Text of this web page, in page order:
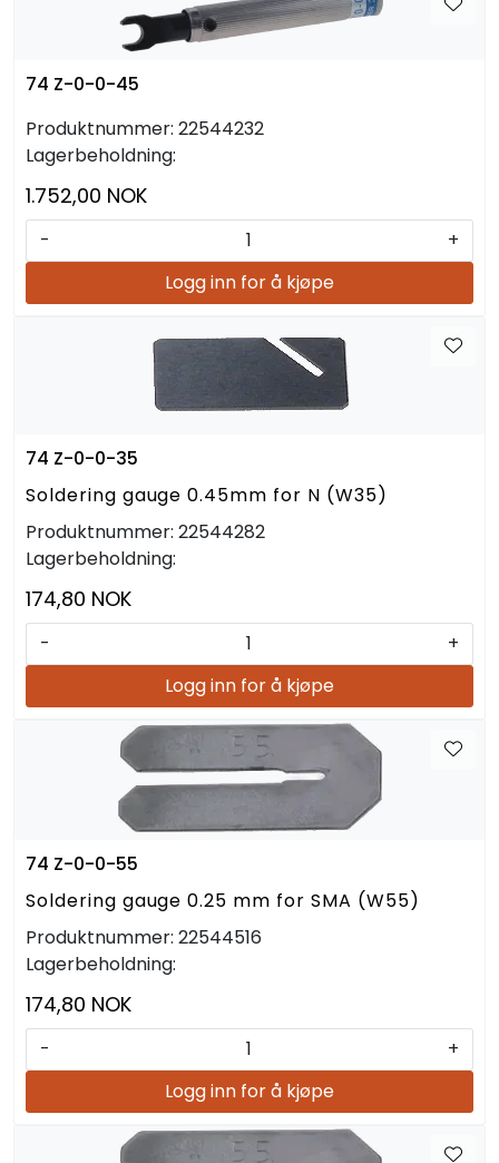
74 Z-0-0-45
Produktnummer: 22544232
Lagerbeholdning:
1.752,00 NOK
-
+
Logg inn for å kjøpe
74 Z-0-0-35
Soldering gauge 0.45mm for N (W35)
Produktnummer: 22544282
Lagerbeholdning:
174,80 NOK
-
+
Logg inn for å kjøpe
74 Z-0-0-55
Soldering gauge 0.25 mm for SMA (W55)
Produktnummer: 22544516
Lagerbeholdning:
174,80 NOK
-
+
Logg inn for å kjøpe